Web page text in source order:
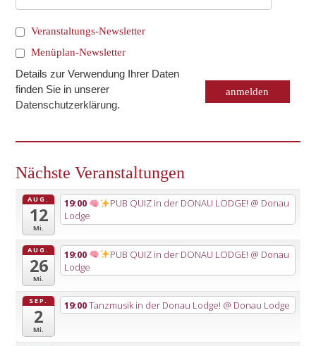
Veranstaltungs-Newsletter
Menüplan-Newsletter
Details zur Verwendung Ihrer Daten
finden Sie in unserer
Datenschutzerklärung.
Nächste Veranstaltungen
AUG.
12
Mi.
19:00 PUB QUIZ in der DONAU LODGE! @ Donau
Lodge
AUG.
26
Mi.
19:00 PUB QUIZ in der DONAU LODGE! @ Donau
Lodge
SEP.
2
Mi.
19:00Tanzmusik in der Donau Lodge! @ Donau Lodge